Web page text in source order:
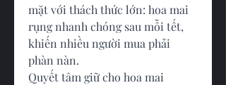
mặt với thách thức lớn: hoa mai
rụng nhanh chóng sau mỗi tết,
khiến nhiều người mua phải
phàn nàn.
Quyết tâm giữ cho hoa mai